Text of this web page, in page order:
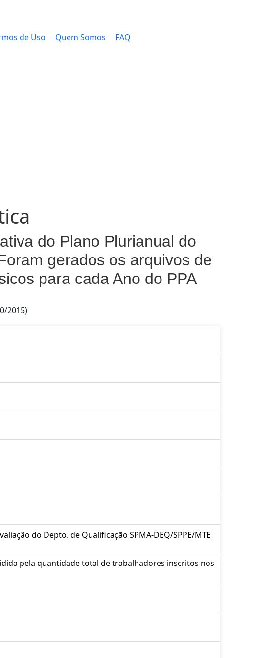
de Uso Quem Somos FAQ
do Plano Plurianual do
gerados os arquivos de
para cada Ano do PPA
2015)
do Depto. de Qualificação SPMA-DEQ/SPPE/MTE
pela quantidade total de trabalhadores inscritos nos